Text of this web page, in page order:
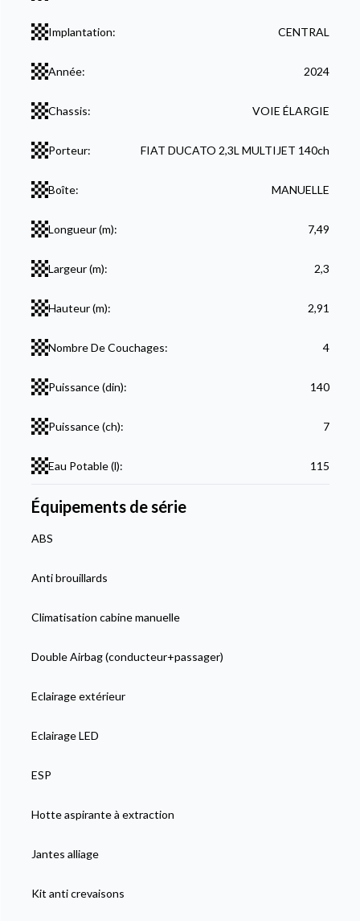
Implantation: CENTRAL
Année: 2024
Chassis: VOIE ÉLARGIE
Porteur: FIAT DUCATO 2,3L MULTIJET 140ch
Boîte: MANUELLE
Longueur (m): 7,49
Largeur (m): 2,3
Hauteur (m): 2,91
Nombre De Couchages: 4
Puissance (din): 140
Puissance (ch): 7
Eau Potable (l): 115
Équipements de série
ABS
Anti brouillards
Climatisation cabine manuelle
Double Airbag (conducteur+passager)
Eclairage extérieur
Eclairage LED
ESP
Hotte aspirante à extraction
Jantes alliage
Kit anti crevaisons